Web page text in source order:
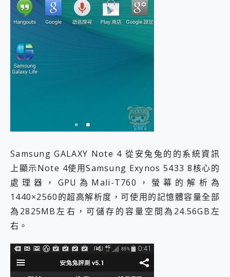
Samsung GALAXY Note 4 從安兔兔的的系統資訊
上顯示Note 4使用Samsung Exynos 5433 8核心的
處理器，GPU為Mali-T760，螢幕的解析為
1440×2560的超高解析度，可使用的記憶體容量全部
為2825MB左右，可儲存的容量空間為24.56GB左
右。